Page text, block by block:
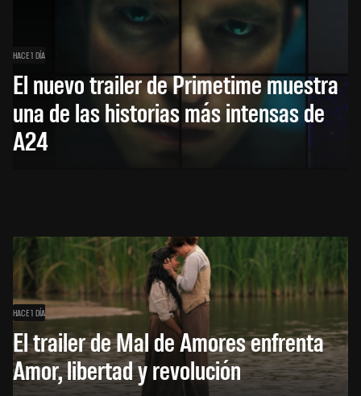
HACE 1 DÍA
El nuevo trailer de Primetime muestra
una de las historias más intensas de
A24
HACE 1 DÍA
El trailer de Mal de Amores enfrenta
Amor, libertad y revolución